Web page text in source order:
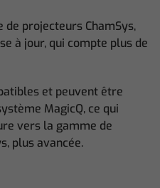
de projecteurs ChamSys,
à jour, qui compte plus de
et peuvent être
MagicQ, ce qui
vers la gamme de
plus avancée.